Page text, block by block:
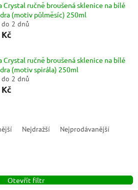
Crystal ručně broušená sklenice na bílé
(motiv půlměsíc) 250ml
do 2 dnů
Crystal ručně broušená sklenice na bílé
(motiv spirála) 250ml
do 2 dnů
Nejdražší Nejprodávanější
Otevřít filtr